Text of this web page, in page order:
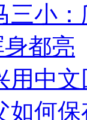
三小
都亮
用中
如何